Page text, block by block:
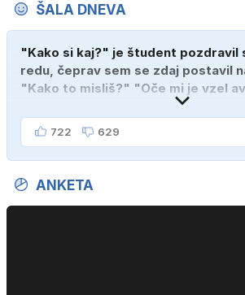
ŠALA DNEVA
"Kako si kaj?" je študent pozdravil
redu, čeprav sem se zdaj postavil
"Kako to misliš?" "Oče mi je vzel
722 629
ANKETA